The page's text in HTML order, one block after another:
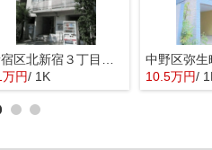
万円/ 1K 10.5万円/